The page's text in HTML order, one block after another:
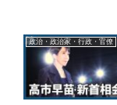
政治・政治家・行政・官僚